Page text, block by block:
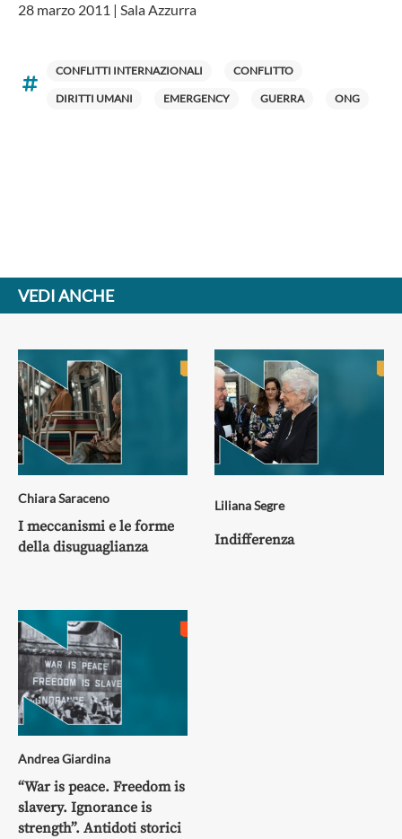
28 marzo 2011 | Sala Azzurra
CONFLITTI INTERNAZIONALI CONFLITTO
DIRITTI UMANI EMERGENCY GUERRA ONG
VEDI ANCHE
Chiara Saraceno
I meccanismi e le forme
della disuguaglianza
Liliana Segre
Indifferenza
Andrea Giardina
“War is peace. Freedom is
slavery. Ignorance is
strength”. Antidoti storici